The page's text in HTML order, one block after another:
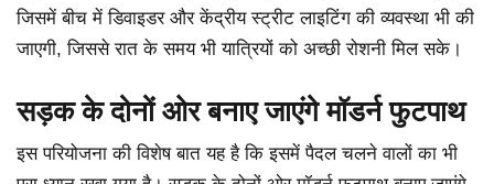
जिसमें बीच में डिवाइडर और केंद्रीय स्ट्रीट लाइटिंग की व्यवस्था भी की
जाएगी, जिससे रात के समय भी यात्रियों को अच्छी रोशनी मिल सके।
सड़क के दोनों ओर बनाए जाएंगे मॉडर्न फुटपाथ
इस परियोजना की विशेष बात यह है कि इसमें पैदल चलने वालों का भी